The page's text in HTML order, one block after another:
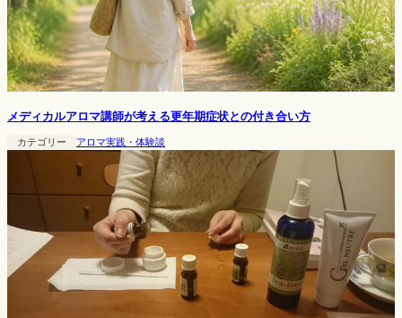
メディカルアロマ講師が考える更年期症状との付き合い方
カテゴリー アロマ実践・体験談